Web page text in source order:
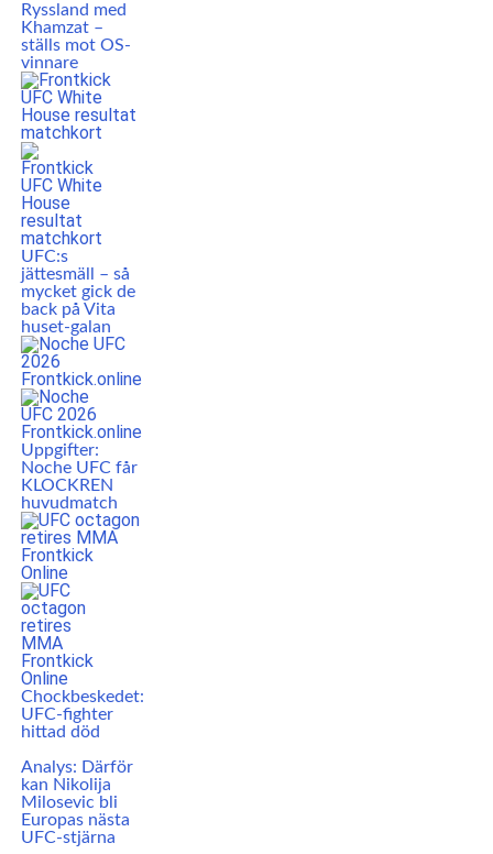
Ryssland med
Khamzat –
ställs mot OS-
vinnare
UFC:s
jättesmäll – så
mycket gick de
back på Vita
huset-galan
Uppgifter:
Noche UFC får
KLOCKREN
huvudmatch
Chockbeskedet:
UFC-fighter
hittad död
Analys: Därför
kan Nikolija
Milosevic bli
Europas nästa
UFC-stjärna